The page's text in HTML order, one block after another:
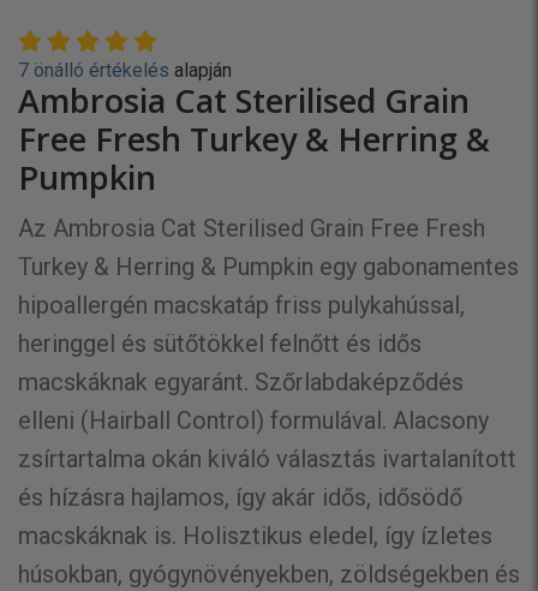
7 önálló értékelés alapján
Ambrosia Cat Sterilised Grain
Free Fresh Turkey & Herring &
Pumpkin
Az Ambrosia Cat Sterilised Grain Free Fresh
Turkey & Herring & Pumpkin egy gabonamentes
hipoallergén macskatáp friss pulykahússal,
heringgel és sütőtökkel felnőtt és idős
macskáknak egyaránt. Szőrlabdaképződés
elleni (Hairball Control) formulával. Alacsony
zsírtartalma okán kiváló választás ivartalanított
és hízásra hajlamos, így akár idős, idősödő
macskáknak is. Holisztikus eledel, így ízletes
húsokban, gyógynövényekben, zöldségekben és